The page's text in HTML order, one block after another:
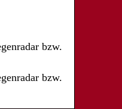
bzw.
bzw.